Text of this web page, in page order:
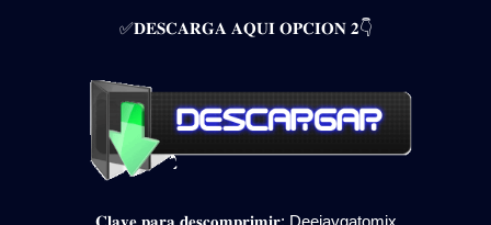
✅𝐃𝐄𝐒𝐂𝐀𝐑𝐆𝐀 𝐀𝐐𝐔𝐈 𝐎𝐏𝐂𝐈𝐎𝐍 𝟐👇
𝐂𝐥𝐚𝐯𝐞 𝐩𝐚𝐫𝐚 𝐝𝐞𝐬𝐜𝐨𝐦𝐩𝐫𝐢𝐦𝐢𝐫: Deejaygatomix